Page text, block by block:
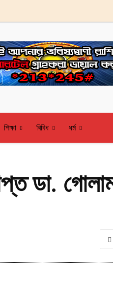
শিক্ষা বিবিধ ধর্ম
ডা. গোলাম